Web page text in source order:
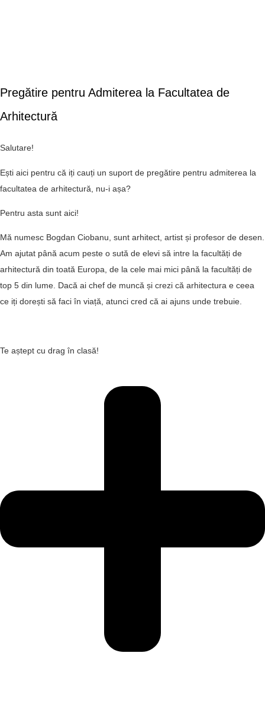
timpului sau, zilelor
sale, varstei sale."
Pregătire pentru Admiterea la Facultatea de
Arhitectură​
Salutare!
Ești aici pentru că iți cauți un suport de pregătire pentru admiterea la
facultatea de arhitectură, nu-i așa?
Pentru asta sunt aici!
Mă numesc Bogdan Ciobanu, sunt arhitect, artist și profesor de desen.
Am ajutat până acum peste o sută de elevi să intre la facultăți de
arhitectură din toată Europa, de la cele mai mici până la facultăți de
top 5 din lume. Dacă ai chef de muncă și crezi că arhitectura e ceea
ce iți dorești să faci în viață, atunci cred că ai ajuns unde trebuie.
Te aștept cu drag în clasă!